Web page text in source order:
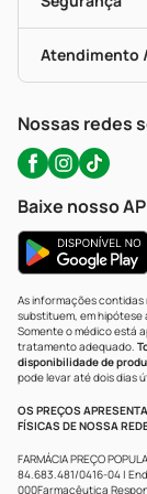
Troca E
Bulas De A A Z
Políticas De
Testes Rápidos
Autoteste
Certificado De
Portal Da
Atendimento
WhatsApp
Nossas redes
Baixe nosso
As informações
substituem, em hipótese
Somente o médico está
tratamento adequado.
disponibilidade de
pode levar até dois dias
OS PREÇOS
FÍSICAS DE NOSSA
FARMÁCIA PREÇO
84.683.481/0416-04 |
000Farmacêutica